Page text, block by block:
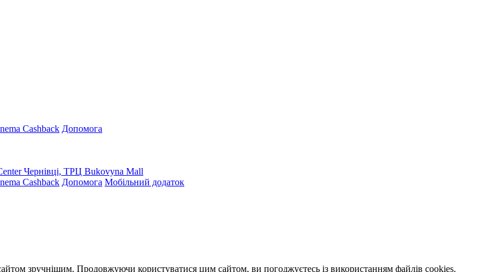
Cashback Допомога
Чернівці, ТРЦ Bukovyna Mall
Cashback Допомога Мобільний додаток
зручнішим. Продовжуючи користуватися цим сайтом, ви погоджуєтесь із використанням файлів cookies.